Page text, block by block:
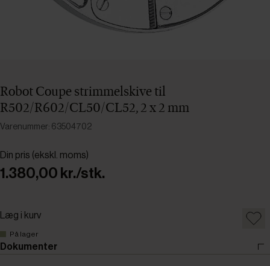
Robot Coupe strimmelskive til
R502/R602/CL50/CL52, 2 x 2 mm
Varenummer: 63504702
Din pris (ekskl. moms)
1.380,00 kr./stk.
Læg i kurv
På lager
Dokumenter